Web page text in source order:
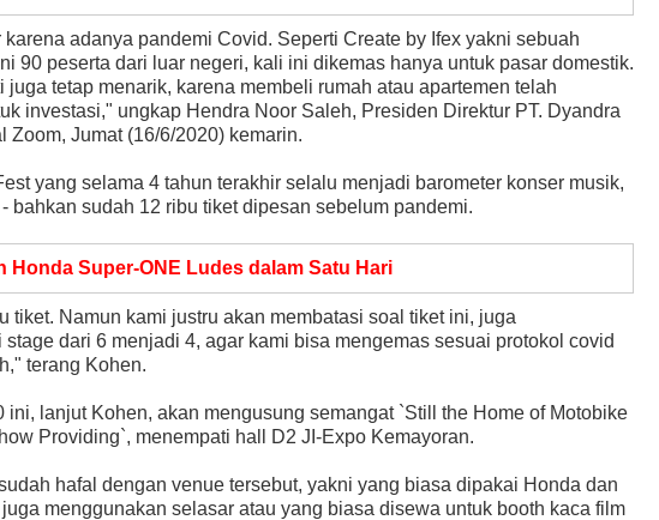
adanya pandemi Covid. Seperti Create by Ifex yakni sebuah
90 peserta dari luar negeri, kali ini dikemas hanya untuk pasar domestik.
tetap menarik, karena membeli rumah atau apartemen telah
investasi," ungkap Hendra Noor Saleh, Presiden Direktur PT. Dyandra
Zoom, Jumat (16/6/2020) kemarin.
yang selama 4 tahun terakhir selalu menjadi barometer konser musik,
bahkan sudah 12 ribu tiket dipesan sebelum pandemi.
Honda Super-ONE Ludes dalam Satu Hari
tiket. Namun kami justru akan membatasi soal tiket ini, juga
dari 6 menjadi 4, agar kami bisa mengemas sesuai protokol covid
terang Kohen.
ini, lanjut Kohen, akan mengusung semangat `Still the Home of Motobike
Providing`, menempati hall D2 JI-Expo Kemayoran.
hafal dengan venue tersebut, yakni yang biasa dipakai Honda dan
menggunakan selasar atau yang biasa disewa untuk booth kaca film